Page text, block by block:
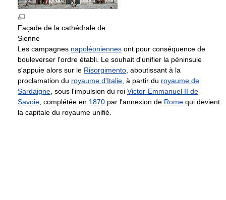
Façade de la cathédrale de
Sienne
Les campagnes napoléoniennes ont pour conséquence de
bouleverser l'ordre établi. Le souhait d'unifier la péninsule
s'appuie alors sur le Risorgimento , aboutissant à la
proclamation du royaume d'Italie , à partir du royaume de
Sardaigne , sous l'impulsion du roi Victor-Emmanuel II de
Savoie , complétée en 1870 par l'annexion de Rome qui devient
la capitale du royaume unifié.